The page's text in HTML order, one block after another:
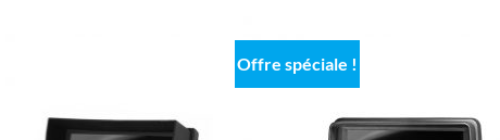
Offre spéciale !